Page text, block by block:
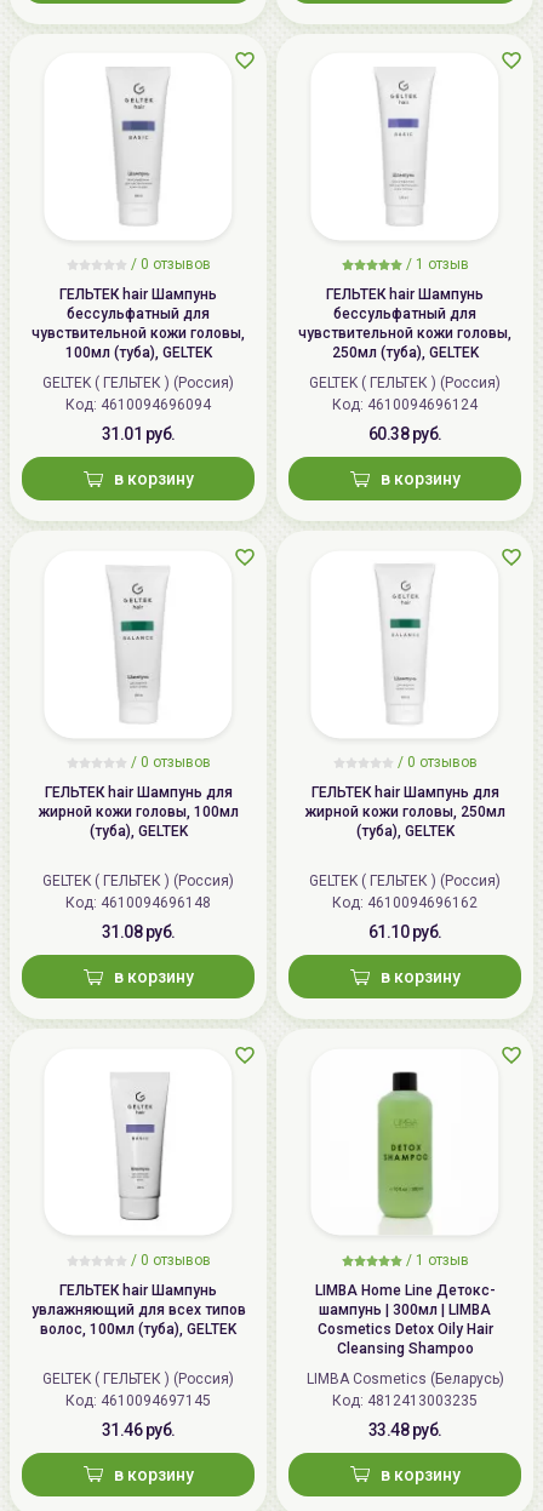
/ 0 отзывов
ГЕЛЬТЕК hair Шампунь
бессульфатный для
чувствительной кожи головы,
100мл (туба), GELTEK
GELTEK ( ГЕЛЬТЕК ) (Россия)
Код: 4610094696094
31.01 руб.
в корзину
/ 1 отзыв
ГЕЛЬТЕК hair Шампунь
бессульфатный для
чувствительной кожи головы,
250мл (туба), GELTEK
GELTEK ( ГЕЛЬТЕК ) (Россия)
Код: 4610094696124
60.38 руб.
в корзину
/ 0 отзывов
ГЕЛЬТЕК hair Шампунь для
жирной кожи головы, 100мл
(туба), GELTEK
GELTEK ( ГЕЛЬТЕК ) (Россия)
Код: 4610094696148
31.08 руб.
в корзину
/ 0 отзывов
ГЕЛЬТЕК hair Шампунь для
жирной кожи головы, 250мл
(туба), GELTEK
GELTEK ( ГЕЛЬТЕК ) (Россия)
Код: 4610094696162
61.10 руб.
в корзину
/ 0 отзывов
ГЕЛЬТЕК hair Шампунь
увлажняющий для всех типов
волос, 100мл (туба), GELTEK
GELTEK ( ГЕЛЬТЕК ) (Россия)
Код: 4610094697145
31.46 руб.
в корзину
/ 1 отзыв
LIMBA Home Line Детокс-
шампунь | 300мл | LIMBA
Cosmetics Detox Oily Hair
Cleansing Shampoo
LIMBA Cosmetics (Беларусь)
Код: 4812413003235
33.48 руб.
в корзину